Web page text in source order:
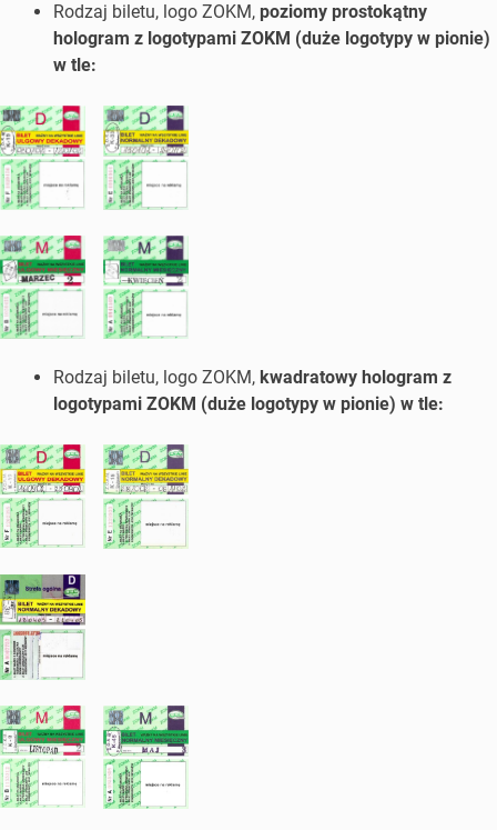
Rodzaj biletu, logo ZOKM, poziomy prostokątny
hologram z logotypami ZOKM (duże logotypy w pionie)
w tle:
Rodzaj biletu, logo ZOKM, kwadratowy hologram z
logotypami ZOKM (duże logotypy w pionie) w tle: